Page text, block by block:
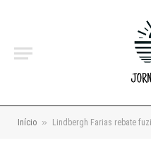
Início » Lindbergh Farias rebate